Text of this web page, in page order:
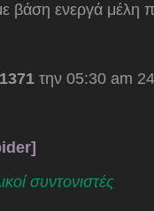
βάση ενεργά μέλη
1371την 05:30 am
συντονιστές